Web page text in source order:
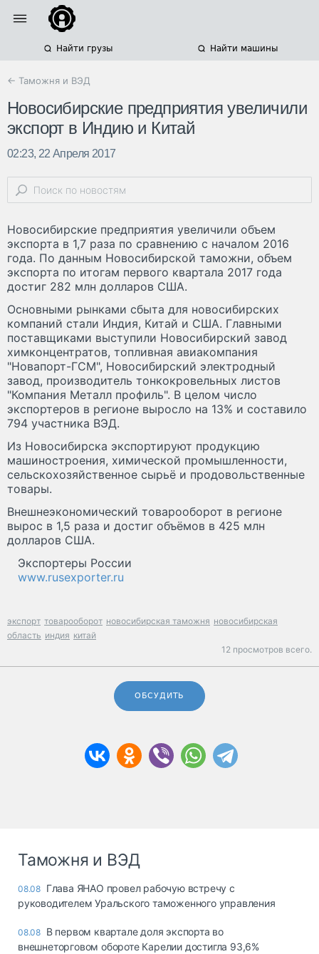
Найти грузы Найти машины
← Таможня и ВЭД
Новосибирские предприятия увеличили
экспорт в Индию и Китай
02:23, 22 Апреля 2017
Новосибирские предприятия увеличили объем
экспорта в 1,7 раза по сравнению с началом 2016
года. По данным Новосибирской таможни, объем
экспорта по итогам первого квартала 2017 года
достиг 282 млн долларов США.
Основными рынками сбыта для новосибирских
компаний стали Индия, Китай и США. Главными
поставщиками выступили Новосибирский завод
химконцентратов, топливная авиакомпания
"Новапорт-ГСМ", Новосибирский электродный
завод, производитель тонкокровельных листов
"Компания Металл профиль". В целом число
экспортеров в регионе выросло на 13% и составило
794 участника ВЭД.
Из Новосибирска экспортируют продукцию
машиностроения, химической промышленности,
сельскохозяйственное сырьё и продовольственные
товары.
Внешнеэкономический товарооборот в регионе
вырос в 1,5 раза и достиг объёмов в 425 млн
долларов США.
Экспортеры России
www.rusexporter.ru
экспорт товарооборот новосибирская таможня новосибирская
область индия китай
12 просмотров всего.
ОБСУДИТЬ
Таможня и ВЭД
08.08 Глава ЯНАО провел рабочую встречу с
руководителем Уральского таможенного управления
08.08 В первом квартале доля экспорта во
внешнеторговом обороте Карелии достигла 93,6%